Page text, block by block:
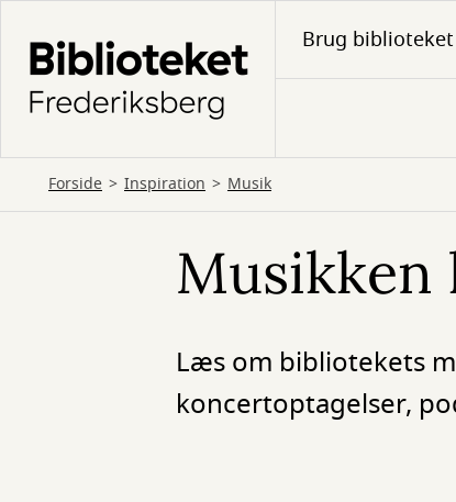
hovedindhold
Brug biblioteket
Forside Inspiration Musik
Musikken
Læs om bibliotekets
koncertoptagelser,